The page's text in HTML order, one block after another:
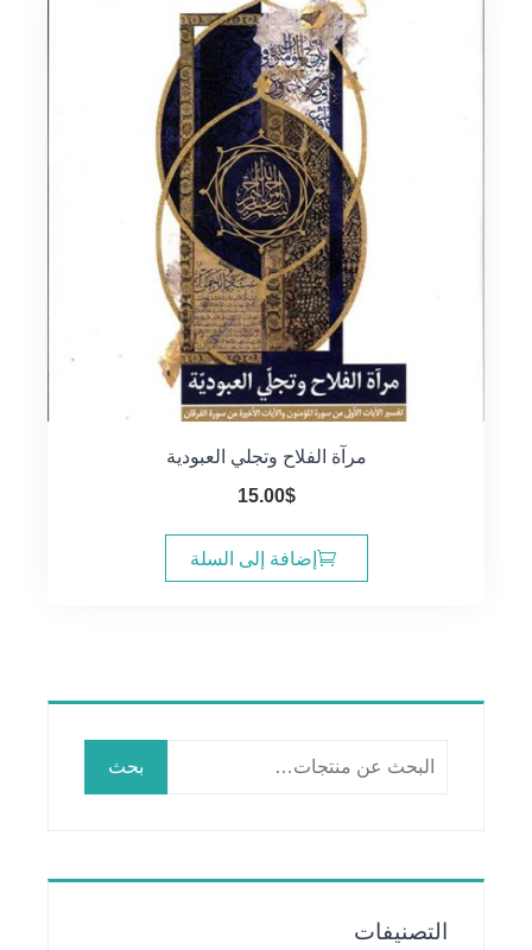
مرآة الفلاح وتجلي العبودية
15.00$
إضافة إلى السلة
بحث
التصنيفات